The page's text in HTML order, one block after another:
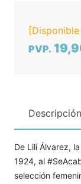
PVP.
Descripción
De Lilí Álvarez,
1924, al
selección